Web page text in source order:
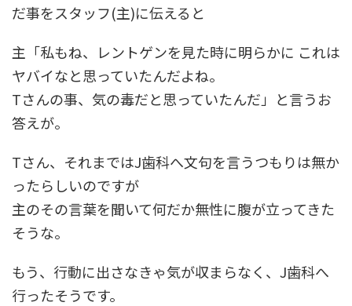
だ事をスタッフ(主)に伝えると
主「私もね、レントゲンを見た時に明らかに これは
ヤバイなと思っていたんだよね。
Tさんの事、気の毒だと思っていたんだ」と言うお
答えが。
Tさん、それまではJ歯科へ文句を言うつもりは無か
ったらしいのですが
主のその言葉を聞いて何だか無性に腹が立ってきた
そうな。
もう、行動に出さなきゃ気が収まらなく、J歯科へ
行ったそうです。